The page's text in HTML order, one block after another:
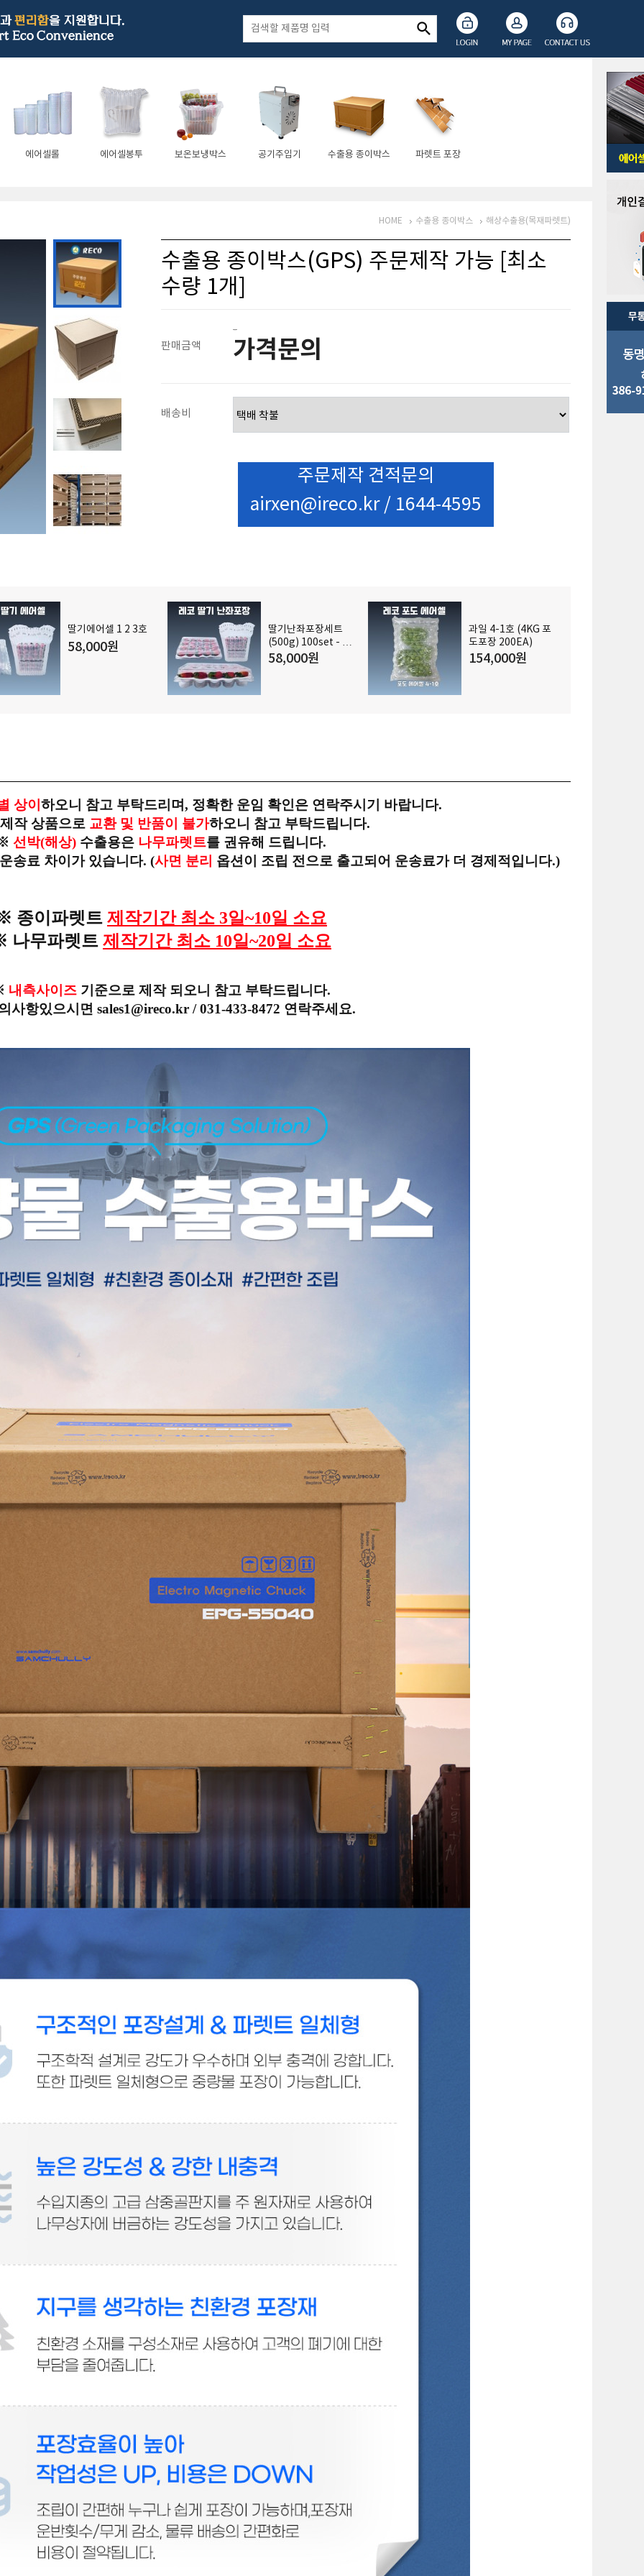
에어셀롤 에어셀봉투 보온보냉박스 공기주입기 수출용 종이박스 파렛트 포장
HOME 수출용 종이박스 해상수출용(목재파렛트)
수출용 종이박스(GPS) 주문제작 가능 [최소
수량 1개]
판매금액
-
가격문의
배송비
주문제작 견적문의
airxen@ireco.kr / 1644-4595
딸기에어셀 1 2 3호
58,000원
딸기난좌포장세트
(500g) 100set - 딸
기에어셀별도판매
58,000원
과일 4-1호 (4KG 포
도포장 200EA)
154,000원
상이 하오니 참고 부탁드리며, 정확한 운임 확인은 연락주시기 바랍니다.
작 상품으로 교환 및 반품이 불가하오니 참고 부탁드립니다.
선박(해상) 수출용은 나무파렛트를 권유해 드립니다.
송료 차이가 있습니다. (사면 분리 옵션이 조립 전으로 출고되어 운송료가 더 경제적입니다.)
종이파렛트 제작기간 최소 3일~10일 소요
나무파렛트 제작기간 최소 10일~20일 소요
내측사이즈 기준으로 제작 되오니 참고 부탁드립니다.
사항있으시면 sales1@ireco.kr / 031-433-8472 연락주세요.